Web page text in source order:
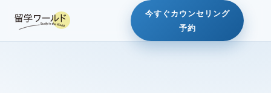
今すぐカウンセリング
予約